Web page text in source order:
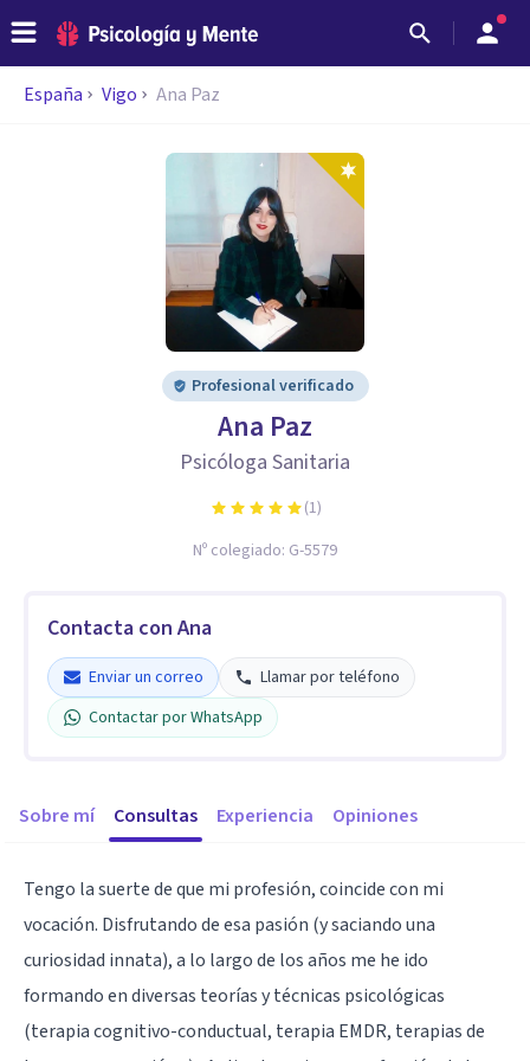
España Vigo Ana Paz
Profesional verificado
Ana Paz
Psicóloga Sanitaria
(1)
Nº colegiado: G-5579
Contacta con Ana
Enviar un correo
Llamar por teléfono
Contactar por WhatsApp
Sobre mí Consultas Experiencia Opiniones
Tengo la suerte de que mi profesión, coincide con mi
vocación. Disfrutando de esa pasión (y saciando una
curiosidad innata), a lo largo de los años me he ido
formando en diversas teorías y técnicas psicológicas
(terapia cognitivo-conductual, terapia EMDR, terapias de